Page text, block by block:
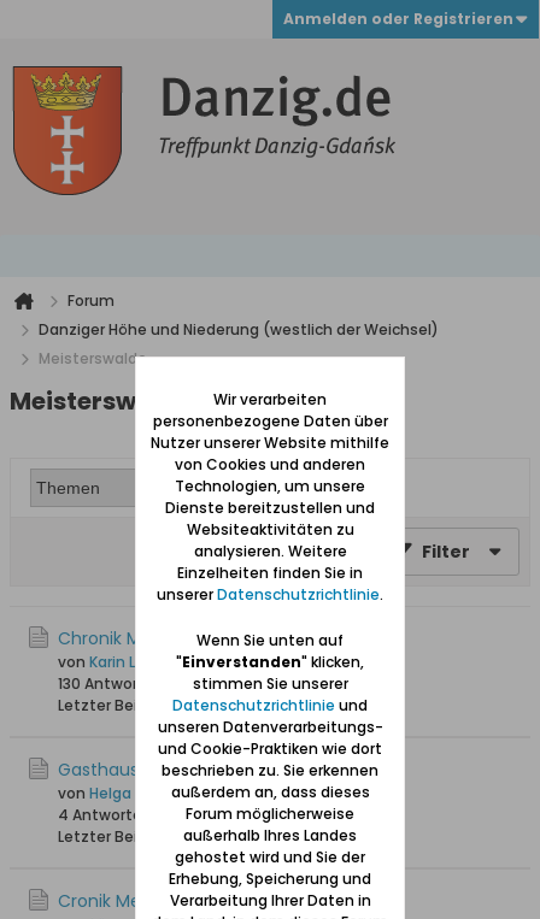
Anmelden oder Registrieren
Forum
Danziger Höhe und Niederung (westlich der Weichsel)
Meisterswalde
Meisterswalde
Filter
Chronik Meisterswalde
von Karin Langereih
130 Antworten
220.058 Hits0 Likes
Letzter Beitrag
24.11.2020, 01:08
Gasthauser in Meisterswalde
von Helga Danzig
4 Antworten
23.245 Hits0 Likes
Letzter Beitrag
07.08.2017, 18:55
Cronik Meisterswalde
Wir verarbeiten
personenbezogene Daten über
Nutzer unserer Website mithilfe
von Cookies und anderen
Technologien, um unsere
Dienste bereitzustellen und
Websiteaktivitäten zu
analysieren. Weitere
Einzelheiten finden Sie in
unsererDatenschutzrichtlinie.
Wenn Sie unten auf
"Einverstanden" klicken,
stimmen Sie unserer
Datenschutzrichtlinie und
unseren Datenverarbeitungs-
und Cookie-Praktiken wie dort
beschrieben zu. Sie erkennen
außerdem an, dass dieses
Forum möglicherweise
außerhalb Ihres Landes
gehostet wird und Sie der
Erhebung, Speicherung und
Verarbeitung Ihrer Daten in